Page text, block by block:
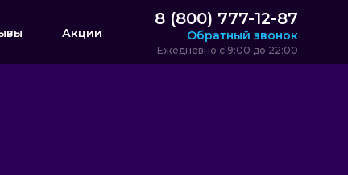
Акции
8 (800) 777-12-87
Обратный звонок
Ежедневно с 9:00 до 22:00